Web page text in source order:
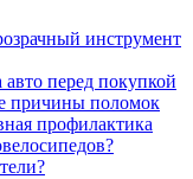
инструмент
перед покупкой
причины поломок
профилактика